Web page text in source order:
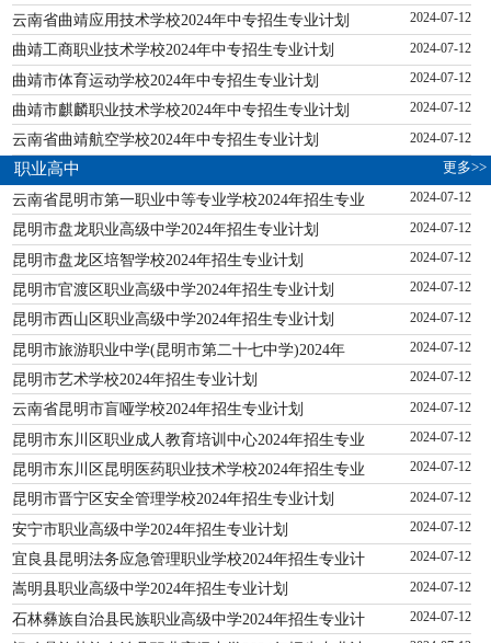
云南省曲靖应用技术学校2024年中专招生专业计划 2024-07-12
曲靖工商职业技术学校2024年中专招生专业计划 2024-07-12
曲靖市体育运动学校2024年中专招生专业计划 2024-07-12
曲靖市麒麟职业技术学校2024年中专招生专业计划 2024-07-12
云南省曲靖航空学校2024年中专招生专业计划 2024-07-12
职业高中 更多>>
云南省昆明市第一职业中等专业学校2024年招生专业 2024-07-12
昆明市盘龙职业高级中学2024年招生专业计划 2024-07-12
昆明市盘龙区培智学校2024年招生专业计划 2024-07-12
昆明市官渡区职业高级中学2024年招生专业计划 2024-07-12
昆明市西山区职业高级中学2024年招生专业计划 2024-07-12
昆明市旅游职业中学(昆明市第二十七中学)2024年 2024-07-12
昆明市艺术学校2024年招生专业计划 2024-07-12
云南省昆明市盲哑学校2024年招生专业计划 2024-07-12
昆明市东川区职业成人教育培训中心2024年招生专业 2024-07-12
昆明市东川区昆明医药职业技术学校2024年招生专业 2024-07-12
昆明市晋宁区安全管理学校2024年招生专业计划 2024-07-12
安宁市职业高级中学2024年招生专业计划 2024-07-12
宜良县昆明法务应急管理职业学校2024年招生专业计 2024-07-12
嵩明县职业高级中学2024年招生专业计划 2024-07-12
石林彝族自治县民族职业高级中学2024年招生专业计 2024-07-12